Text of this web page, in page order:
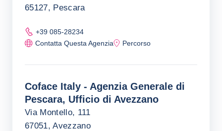
65127, Pescara
+39 085-28234
Contatta Questa Agenzia
Percorso
Coface Italy - Agenzia Generale di
Pescara, Ufficio di Avezzano
Via Montello, 111
67051, Avezzano